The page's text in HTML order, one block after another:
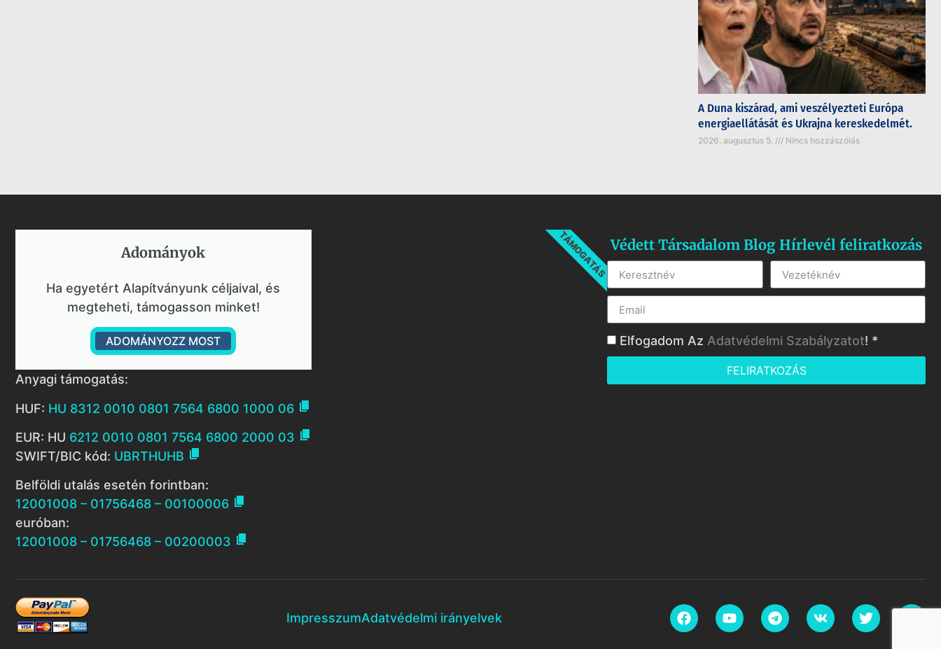
A Duna kiszárad, ami veszélyezteti Európa
energiaellátását és Ukrajna kereskedelmét.
2026. augusztus 5. Nincs hozzászólás
Adományok​
Ha egyetért Alapítványunk céljaival, és
megteheti, támogasson minket!
ADOMÁNYOZZ MOST
TÁMOGATÁS
Anyagi támogatás:
HUF: HU 8312 0010 0801 7564 6800 1000 06 
EUR: HU 6212 0010 0801 7564 6800 2000 03 
SWIFT/BIC kód: UBRTHUHB 
Belföldi utalás esetén forintban:
12001008 – 01756468 – 00100006 
euróban:
12001008 – 01756468 – 00200003 
Védett Társadalom Blog Hírlevél feliratkozás
Elfogadom Az Adatvédelmi Szabályzatot! *
FELIRATKOZÁS
ImpresszumAdatvédelmi irányelvek